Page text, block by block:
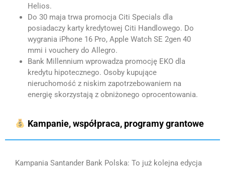
Helios.
Do 30 maja trwa promocja Citi Specials dla
posiadaczy karty kredytowej Citi Handlowego. Do
wygrania iPhone 16 Pro, Apple Watch SE 2gen 40
mmi i vouchery do Allegro.
Bank Millennium wprowadza promocję EKO dla
kredytu hipotecznego. Osoby kupujące
nieruchomość z niskim zapotrzebowaniem na
energię skorzystają z obniżonego oprocentowania.
Kampanie, współpraca, programy grantowe
Kampania Santander Bank Polska: To już kolejna edycja